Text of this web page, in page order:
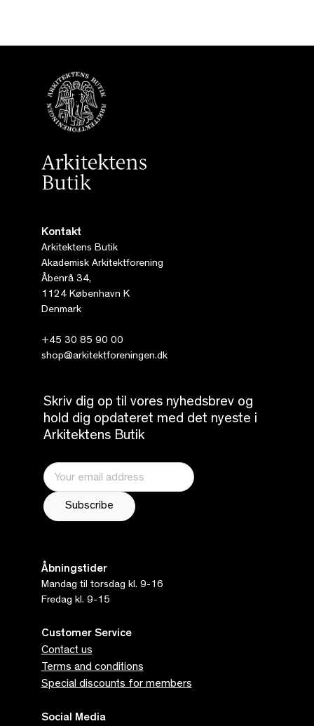
Kontakt
Arkitektens Butik
Akademisk Arkitektforening
Åbenrå 34,
1124 København K
Denmark
+45 30 85 90 00
shop@arkitektforeningen.dk
Skriv dig op til vores nyhedsbrev og
hold dig opdateret med det nyeste i
Arkitektens Butik
Åbningstider
Mandag til torsdag kl. 9-16
Fredag kl. 9-15
Customer Service
Contact us
Terms and conditions
Special discounts for members
Social Media